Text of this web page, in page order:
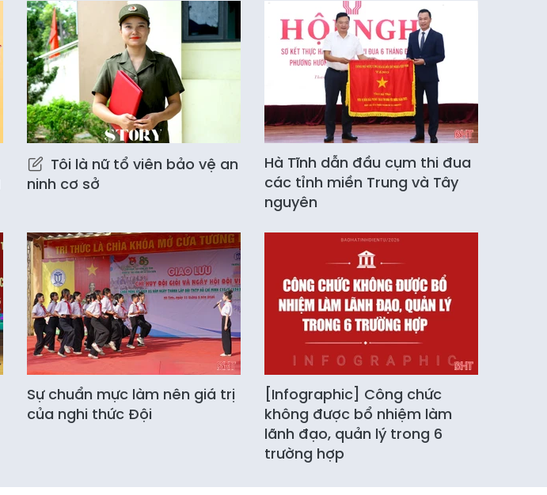
Tôi là nữ tổ viên bảo vệ an
ninh cơ sở
Hà Tĩnh dẫn đầu cụm thi đua
các tỉnh miền Trung và Tây
nguyên
Sự chuẩn mực làm nên giá trị
của nghi thức Đội
[Infographic] Công chức
không được bổ nhiệm làm
lãnh đạo, quản lý trong 6
trường hợp